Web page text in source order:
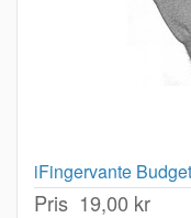
iFingervante
Pris 19,00 kr